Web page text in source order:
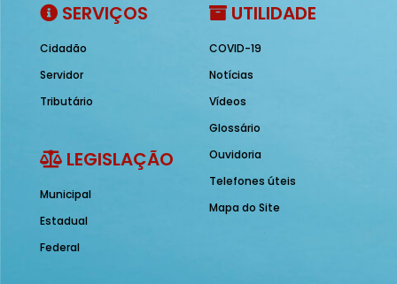
SERVIÇOS
Cidadão
Servidor
Tributário
LEGISLAÇÃO
Municipal
Estadual
Federal
UTILIDADE
COVID-19
Notícias
Vídeos
Glossário
Ouvidoria
Telefones úteis
Mapa do Site